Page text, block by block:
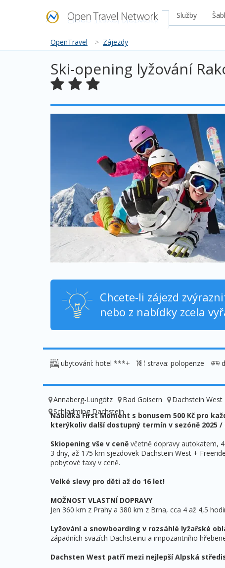
Služby
OpenTravel > Zájezdy
Ski-opening lyžování
Chcete-li zájezd
nebo z nabídky zcela
ubytování: hotel ***+ strava: polopenze
Annaberg-Lungötz Bad Goisern Dachstein West
Schladming Dachstein
Nabídka First Moment s bonusem 500 Kč pro
kterýkoliv další dostupný termín v sezóně 2025 /
Skiopening vše v ceně včetně dopravy autokatem,
3 dny, až 175 km sjezdovek Dachstein West +
pobytové taxy v ceně.
Velké slevy pro děti až do 16 let!
MOŽNOST VLASTNÍ DOPRAVY
Jen 360 km z Prahy a 380 km z Brna, cca 4 až 4,5
Lyžování a snowboarding v rozsáhlé lyžařské
západních svazích Dachsteinu a impozantního
Dachsten West patří mezi nejlepší Alpská